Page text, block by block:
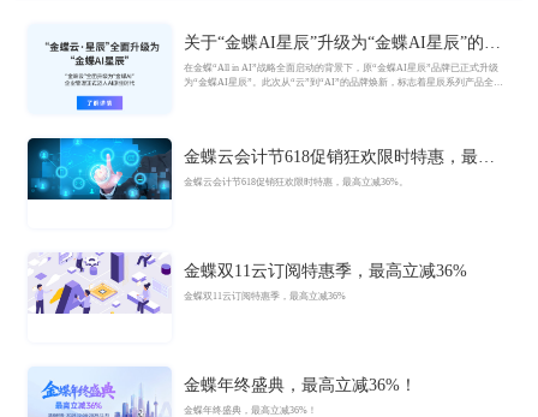
关于“金蝶AI星辰”升级为“金蝶AI星辰”的官
方公告
在金蝶“All in AI”战略全面启动的背景下，原“金蝶AI星辰”品牌已正式升级
为“金蝶AI星辰”。此次从“云”到“AI”的品牌焕新，标志着星辰系列产品全面
金蝶云会计节618促销狂欢限时特惠，最高
立减36%
金蝶云会计节618促销狂欢限时特惠，最高立减36%。
金蝶双11云订阅特惠季，最高立减36%
金蝶双11云订阅特惠季，最高立减36%
金蝶年终盛典，最高立减36%！
金蝶年终盛典，最高立减36%！